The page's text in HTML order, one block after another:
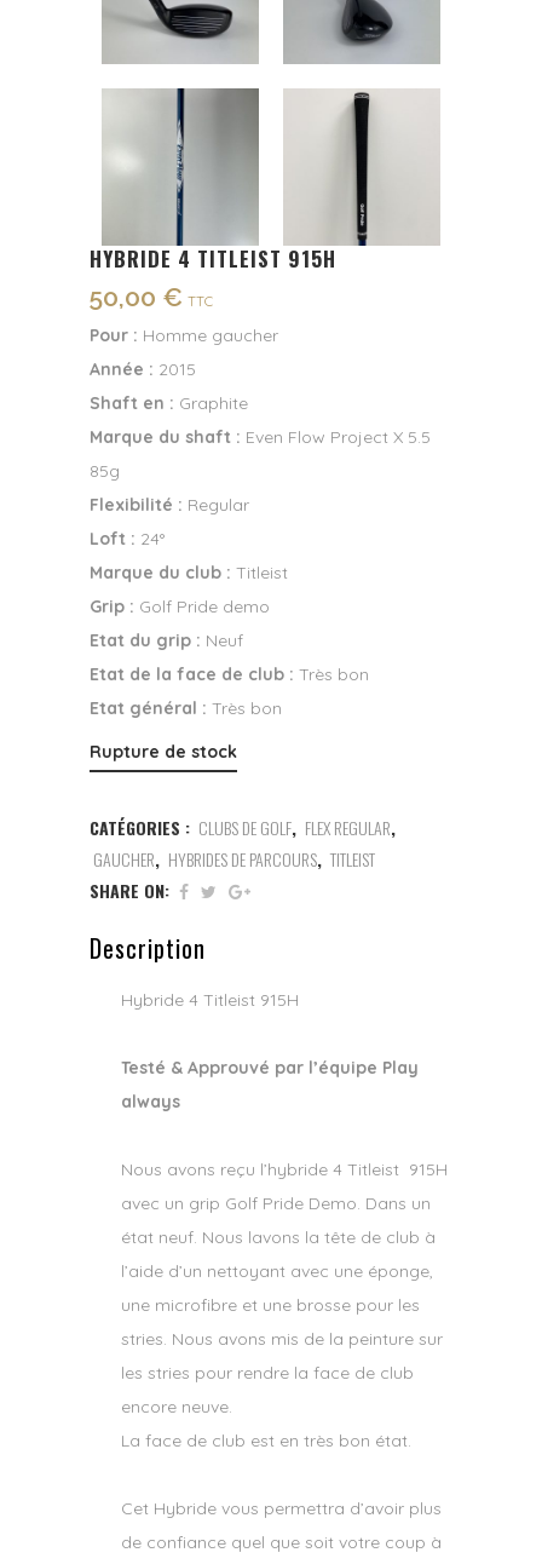
HYBRIDE 4 TITLEIST 915H
50,00 € TTC
Pour : Homme gaucher
Année : 2015
Shaft en : Graphite
Marque du shaft : Even Flow Project X 5.5
85g
Flexibilité : Regular
Loft : 24°
Marque du club : Titleist
Grip : Golf Pride demo
Etat du grip : Neuf
Etat de la face de club : Très bon
Etat général : Très bon
Rupture de stock
CATÉGORIES : CLUBS DE GOLF, FLEX REGULAR,
GAUCHER, HYBRIDES DE PARCOURS, TITLEIST
SHARE ON:
Description
Hybride 4 Titleist 915H
Testé & Approuvé par l’équipe Play
always
Nous avons reçu l’hybride 4 Titleist 915H
avec un grip Golf Pride Demo. Dans un
état neuf. Nous lavons la tête de club à
l’aide d’un nettoyant avec une éponge,
une microfibre et une brosse pour les
stries. Nous avons mis de la peinture sur
les stries pour rendre la face de club
encore neuve.
La face de club est en très bon état.
Cet Hybride vous permettra d’avoir plus
de confiance quel que soit votre coup à